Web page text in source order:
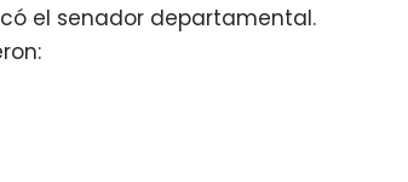
el senador departamental.